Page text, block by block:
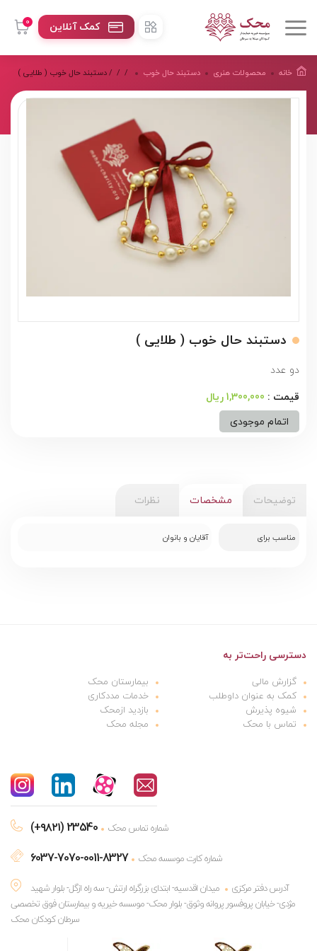
0 کمک آنلاین
خانه / محصولات هنرى / دستبند حال خوب / دستبند حال خوب ( طلایی )
دستبند حال خوب ( طلایی )
دو عدد
1,300,000 ریال
اتمام موجودی
توضیحات مشخصات نظرات
مناسب برای آقایان و بانوان
دسترسی راحت‌تر به
گزارش مالی
بیمارستان محک
کمک به عنوان داوطلب
خدمات مددکاری
شیوه پذیرش
بازدید ازمحک
تماس با محک
مجله محک
(+۹۸۲۱) 23540 شماره تماس محک
6037-7070-0011-8327
شماره کارت موسسه محک
آدرس دفتر مرکزی
میدان اقدسیه- ابتدای بزرگراه ارتش- سه راه ازگل- بلوار شهید
مژدی- خیابان پروفسور پروانه وثوق- بلوار محک- موسسه خیریه و بیمارستان فوق تخصصی
سرطان کودکان محک